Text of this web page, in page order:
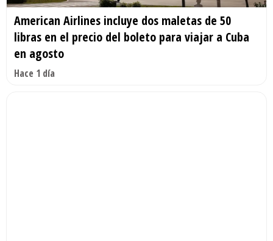
American Airlines incluye dos maletas de 50
libras en el precio del boleto para viajar a Cuba
en agosto
Hace 1 día